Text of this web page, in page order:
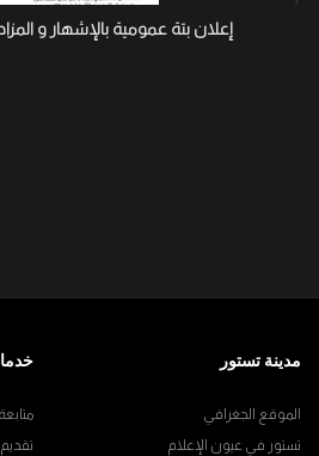
إعلان بتة عمومية بالإشهار و
مدينة تستور
الموقع الجغرافي
تستور في عيون الإعلام